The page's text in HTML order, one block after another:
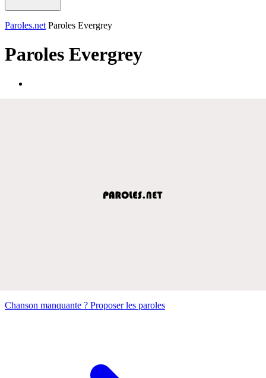
Paroles.net Paroles Evergrey
Paroles Evergrey
Chanson manquante ? Proposer les paroles